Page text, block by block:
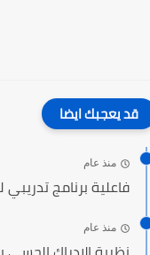
قد يعجبك ايضا
منذ عام
فاعلية برنامج
منذ عام